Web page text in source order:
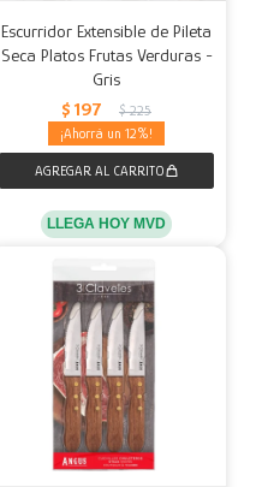
Escurridor Extensible de Pileta
Seca Platos Frutas Verduras -
Gris
$ 197 $ 225
12
LLEGA HOY MVD